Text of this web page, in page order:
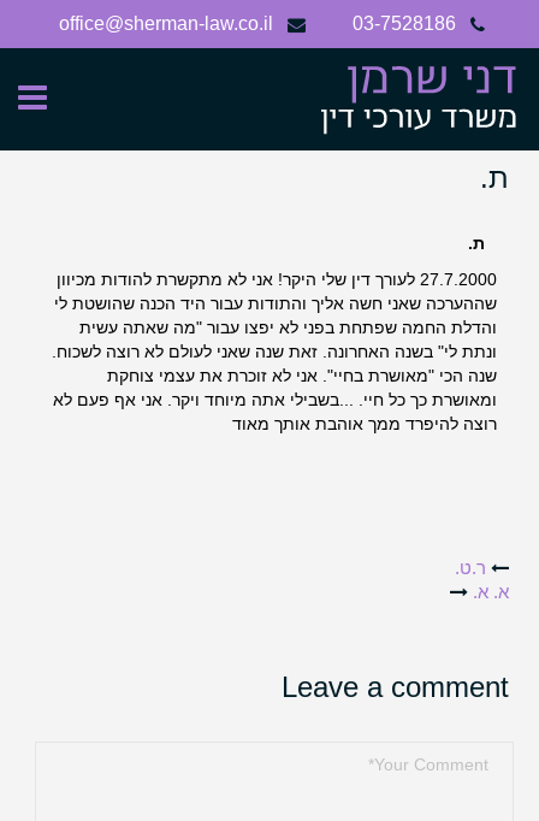
03-7528186
office@sherman-law.co.il
ת.
ת.
27.7.2000 לעורך דין שלי היקר! אני לא מתקשרת להודות מכיוון
שההערכה שאני חשה אליך והתודות עבור היד הכנה שהושטת לי
והדלת החמה שפתחת בפני לא יפצו עבור "מה שאתה עשית
ונתת לי" בשנה האחרונה. זאת שנה שאני לעולם לא רוצה לשכוח.
שנה הכי "מאושרת בחיי". אני לא זוכרת את עצמי צוחקת
ומאושרת כך כל חיי. ...בשבילי אתה מיוחד ויקר. אני אף פעם לא
רוצה להיפרד ממך אוהבת אותך מאוד
Post
ר.ט.
א. א.
Leave a comment